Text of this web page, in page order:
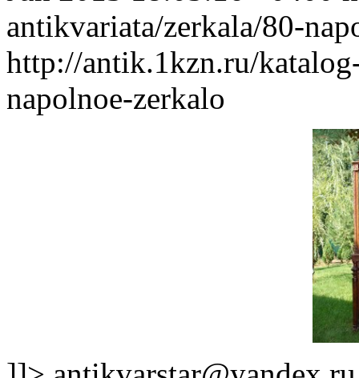
antikvariata/zerkala/80-
http://antik.1kzn.ru/
napolnoe-zerkalo